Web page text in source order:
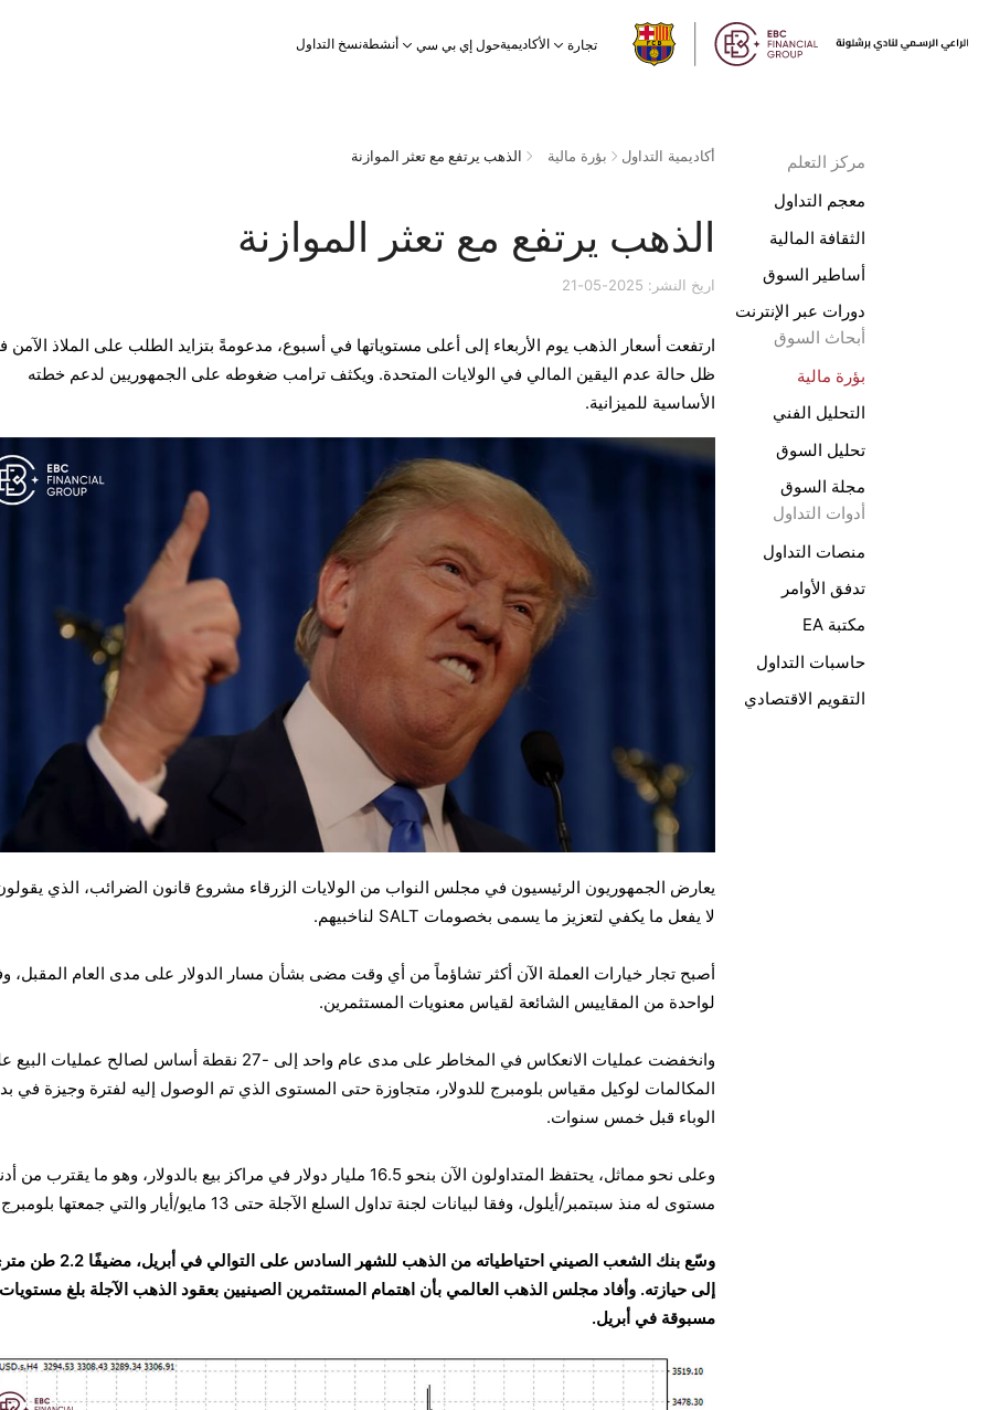
تجارة الأكاديميةحول إي بي سي أنشطةنسخ التداول
مركز التعلم
معجم التداول
الثقافة المالية
أساطير السوق
دورات عبر الإنترنت
أبحاث السوق
بؤرة مالية
التحليل الفني
تحليل السوق
مجلة السوق
أدوات التداول
منصات التداول
تدفق الأوامر
مكتبة EA
حاسبات التداول
التقويم الاقتصادي
أكاديمية التداول بؤرة مالية الذهب يرتفع مع تعثر الموازنة
الذهب يرتفع مع تعثر الموازنة
اريخ النشر: 2025-05-21
ارتفعت أسعار الذهب يوم الأربعاء إلى أعلى مستوياتها في أسبوع، مدعومةً بتزايد الطلب على الملاذ الآمن
ظل حالة عدم اليقين المالي في الولايات المتحدة. ويكثف ترامب ضغوطه على الجمهوريين لدعم خطته
الأساسية للميزانية.
يعارض الجمهوريون الرئيسيون في مجلس النواب من الولايات الزرقاء مشروع قانون الضرائب، الذي
لا يفعل ما يكفي لتعزيز ما يسمى بخصومات SALT لناخبيهم.
أصبح تجار خيارات العملة الآن أكثر تشاؤماً من أي وقت مضى بشأن مسار الدولار على مدى العام المقبل،
لواحدة من المقاييس الشائعة لقياس معنويات المستثمرين.
وانخفضت عمليات الانعكاس في المخاطر على مدى عام واحد إلى -27 نقطة أساس لصالح عمليات
المكالمات لوكيل مقياس بلومبرج للدولار، متجاوزة حتى المستوى الذي تم الوصول إليه لفترة وجيزة في
الوباء قبل خمس سنوات.
وعلى نحو مماثل، يحتفظ المتداولون الآن بنحو 16.5 مليار دولار في مراكز بيع بالدولار، وهو ما يقترب من
مستوى له منذ سبتمبر/أيلول، وفقا لبيانات لجنة تداول السلع الآجلة حتى 13 مايو/أيار والتي جمعتها بلومبرج.
وسّع بنك الشعب الصيني احتياطياته من الذهب للشهر السادس على التوالي في
إلى حيازته. وأفاد مجلس الذهب العالمي بأن اهتمام المستثمرين الصينيين بعقود الذهب الآجلة بلغ
مسبوقة في أبريل.